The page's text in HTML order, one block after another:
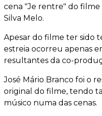
cena "Je rentre" do filme
Silva Melo.
Apesar do filme ter sido
estreia ocorreu apenas
resultantes da co-
José Mário Branco foi o
original do filme, tendo
músico numa das cenas.